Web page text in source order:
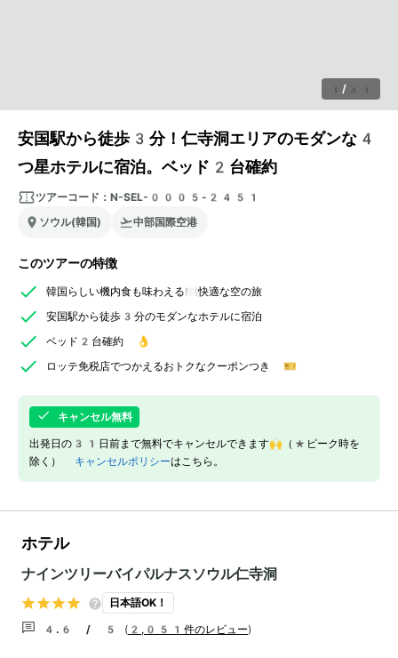
1 / 31
安国駅から徒歩3分！仁寺洞エリアのモダンな4
つ星ホテルに宿泊。ベッド2台確約
ツアーコード： N-SEL-0005-2451
ソウル(韓国)
中部国際空港
このツアーの特徴
韓国らしい機内食も味わえる🍽️快適な空の旅
安国駅から徒歩3分のモダンなホテルに宿泊
ベッド2台確約 👌
ロッテ免税店でつかえるおトクなクーポンつき 🎫
キャンセル無料
出発日の31日前まで無料でキャンセルできます🙌（*ピーク時を
除く） キャンセルポリシーはこちら。
ホテル
ナインツリーバイパルナスソウル仁寺洞
日本語OK！
4.6 / 5 ( 2,051件のレビュー)